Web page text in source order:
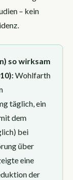
– kein
so wirksam
Wohlfarth
täglich, ein
dem
bei
über
eine
der